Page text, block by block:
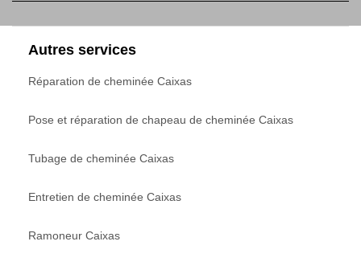
Autres services
Réparation de cheminée Caixas
Pose et réparation de chapeau de cheminée Caixas
Tubage de cheminée Caixas
Entretien de cheminée Caixas
Ramoneur Caixas